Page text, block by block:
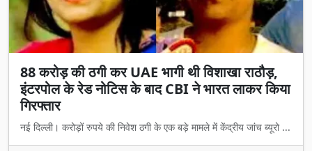
88 करोड़ की ठगी कर UAE भागी थी विशाखा राठौड़,
इंटरपोल के रेड नोटिस के बाद CBI ने भारत लाकर किया
गिरफ्तार
नई दिल्ली। करोड़ों रुपये की निवेश ठगी के एक बड़े मामले में केंद्रीय जांच ब्यूरो ...